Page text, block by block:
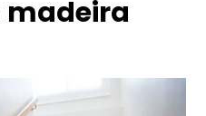
madeira